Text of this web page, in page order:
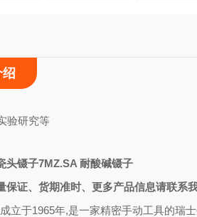
绍
验研究等
头镊子7MZ.SA 耐酸碱镊子
保证、货期准时、更多产品信息请联系
立于1965年,是一家精密手动工具的瑞